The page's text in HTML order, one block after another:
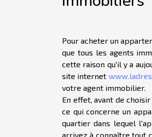
Pour acheter un
que tous les agents
cette raison qu'il y a
site internet
votre agent immobilier.
En effet, avant de
ce qui concerne un
quartier dans lequel
arrivez à connaître tout